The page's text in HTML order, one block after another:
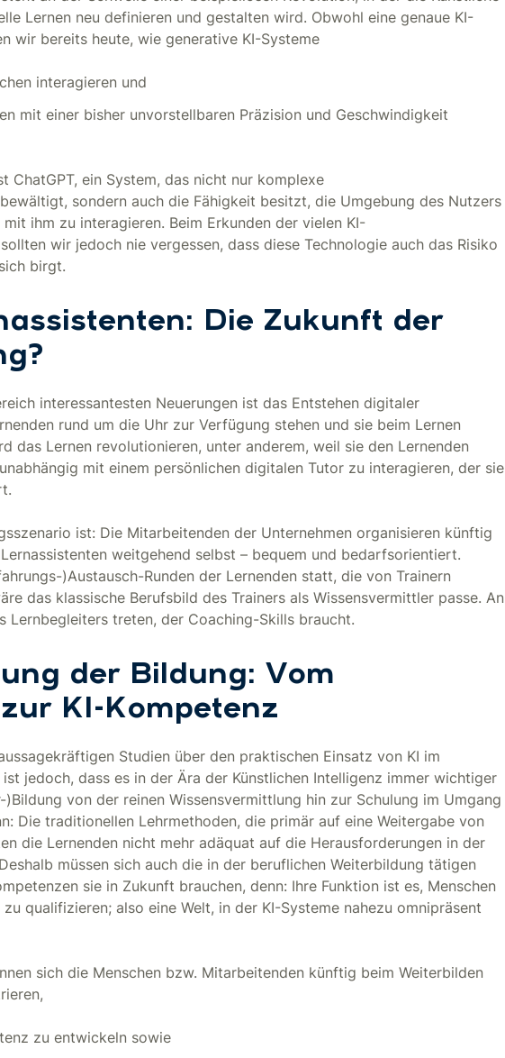
Lernen neu definieren und gestalten wird. Obwohl eine genaue KI-
wir bereits heute, wie generative KI-Systeme
interagieren und
mit einer bisher unvorstellbaren Präzision und Geschwindigkeit
ChatGPT, ein System, das nicht nur komplexe
sondern auch die Fähigkeit besitzt, die Umgebung des Nutzers
ihm zu interagieren. Beim Erkunden der vielen KI-
wir jedoch nie vergessen, dass diese Technologie auch das Risiko
birgt.
Die Zukunft der
interessantesten Neuerungen ist das Entstehen digitaler
rund um die Uhr zur Verfügung stehen und sie beim Lernen
das Lernen revolutionieren, unter anderem, weil sie den Lernenden
mit einem persönlichen digitalen Tutor zu interagieren, der sie
ist: Die Mitarbeitenden der Unternehmen organisieren künftig
weitgehend selbst – bequem und bedarfsorientiert.
)Austausch-Runden der Lernenden statt, die von Trainern
das klassische Berufsbild des Trainers als Wissensvermittler passe. An
Lernbegleiters treten, der Coaching-Skills braucht.
der Bildung: Vom
KI-Kompetenz
Studien über den praktischen Einsatz von KI im
jedoch, dass es in der Ära der Künstlichen Intelligenz immer wichtiger
von der reinen Wissensvermittlung hin zur Schulung im Umgang
Die traditionellen Lehrmethoden, die primär auf eine Weitergabe von
die Lernenden nicht mehr adäquat auf die Herausforderungen in der
müssen sich auch die in der beruflichen Weiterbildung tätigen
sie in Zukunft brauchen, denn: Ihre Funktion ist es, Menschen
qualifizieren; also eine Welt, in der KI-Systeme nahezu omnipräsent
sich die Menschen bzw. Mitarbeitenden künftig beim Weiterbilden
zu entwickeln sowie